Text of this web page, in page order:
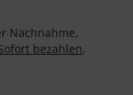
Nachnahme,
bezahlen,